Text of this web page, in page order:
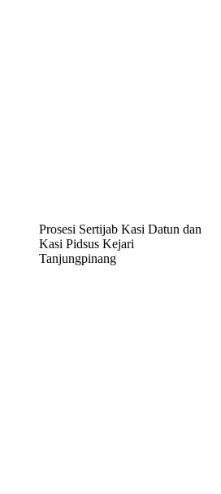
Prosesi Sertijab Kasi Datun dan
Kasi Pidsus Kejari
Tanjungpinang